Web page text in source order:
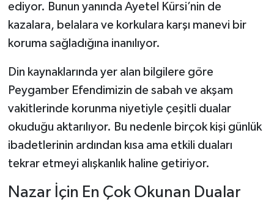
ediyor. Bunun yanında Ayetel Kürsi’nin de
kazalara, belalara ve korkulara karşı manevi bir
koruma sağladığına inanılıyor.
Din kaynaklarında yer alan bilgilere göre
Peygamber Efendimizin de sabah ve akşam
vakitlerinde korunma niyetiyle çeşitli dualar
okuduğu aktarılıyor. Bu nedenle birçok kişi günlük
ibadetlerinin ardından kısa ama etkili duaları
tekrar etmeyi alışkanlık haline getiriyor.
Nazar İçin En Çok Okunan Dualar